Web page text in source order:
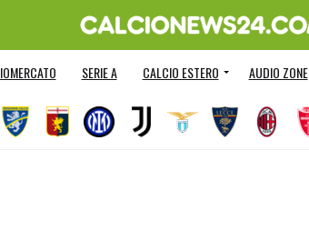
SERIE A CALCIO ESTERO AUDIO ZONE